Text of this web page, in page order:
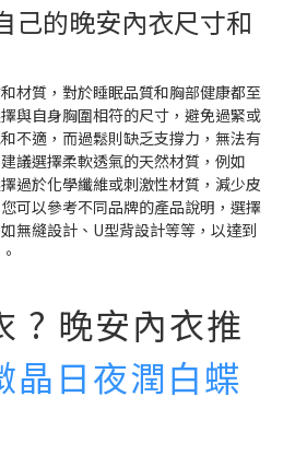
己的晚安內衣尺寸和
材質，對於睡眠品質和胸部健康都至
與自身胸圍相符的尺寸，避免過緊或
不適，而過鬆則缺乏支撐力，無法有
議選擇柔軟透氣的天然材質，例如
過於化學纖維或刺激性材質，減少皮
可以參考不同品牌的產品說明，選擇
無縫設計、U型背設計等等，以達到
? 晚安內衣推
晶日夜潤白蝶